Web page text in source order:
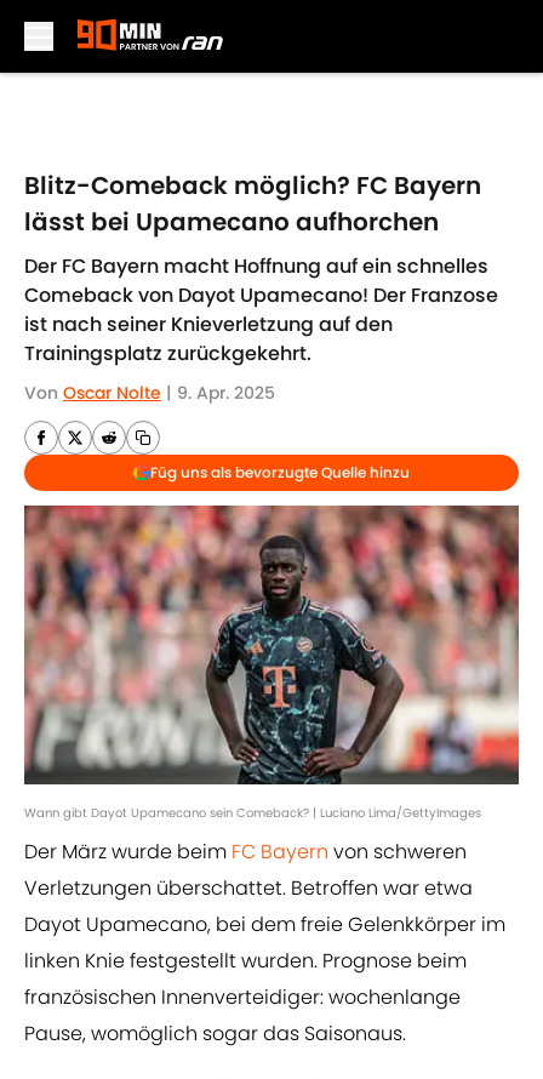
Blitz-Comeback möglich? FC Bayern
lässt bei Upamecano aufhorchen
Der FC Bayern macht Hoffnung auf ein schnelles
Comeback von Dayot Upamecano! Der Franzose
ist nach seiner Knieverletzung auf den
Trainingsplatz zurückgekehrt.
Von Oscar Nolte | 9. Apr. 2025
Füg uns als bevorzugte Quelle hinzu
Wann gibt Dayot Upamecano sein Comeback? | Luciano Lima/GettyImages
Der März wurde beim FC Bayern von schweren
Verletzungen überschattet. Betroffen war etwa
Dayot Upamecano, bei dem freie Gelenkkörper im
linken Knie festgestellt wurden. Prognose beim
französischen Innenverteidiger: wochenlange
Pause, womöglich sogar das Saisonaus.